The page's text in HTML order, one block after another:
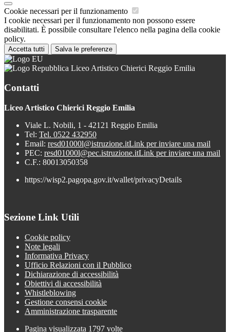
Cookie necessari per il funzionamento
I cookie necessari per il funzionamento non possono essere
disabilitati. È possibile consultare l'elenco nella pagina della cookie
policy.
Accetta tutti Salva le preferenze
Liceo Artistico Chierici Reggio Emilia
Contatti
Liceo Artistico Chierici Reggio Emilia
Viale L. Nobili, 1 - 42121 Reggio Emilia
Tel: Tel. 0522 432950
Email: resd01000l@istruzione.itLink per inviare una mail
PEC: resd01000l@pec.istruzione.itLink per inviare una mail
C.F.: 80013050358
https://wisp2.pagopa.gov.it/wallet/privacyDetails
Sezione Link Utili
Cookie policy
Note legali
Informativa Privacy
Ufficio Relazioni con il Pubblico
Dichiarazione di accessibilità
Obiettivi di accessibilità
Whistleblowing
Gestione consensi cookie
Amministrazione trasparente
Pagina visualizzata 1797 volte